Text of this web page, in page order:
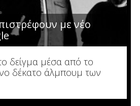
με νέο
δείγμα μέσα από το
δέκατο άλμπουμ των